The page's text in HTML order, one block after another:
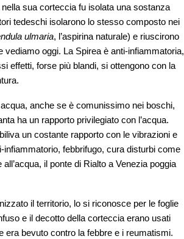
sua corteccia fu isolata una sostanza
tedeschi isolarono lo stesso composto nei
ulmaria, l’aspirina naturale) e riuscirono
oggi. La Spirea è anti-infiammatoria,
effetti, forse più blandi, si ottengono con la
anche se è comunissimo nei boschi,
ha un rapporto privilegiato con l’acqua.
un costante rapporto con le vibrazioni e
infiammatorio, febbrifugo, cura disturbi come
il ponte di Rialto a Venezia poggia
il territorio, lo si riconosce per le foglie
e il decotto della corteccia erano usati
era bevuto contro la febbre e i reumatismi.